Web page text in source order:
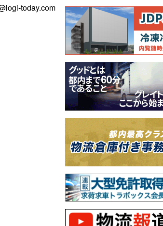
today.com